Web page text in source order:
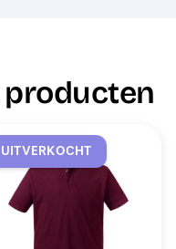
producten
UITVERKOCHT